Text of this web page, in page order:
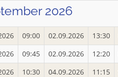
2026
09:00 02.09.2026 13:30
09:45 02.09.2026 12:20
10:30 04.09.2026 11:15